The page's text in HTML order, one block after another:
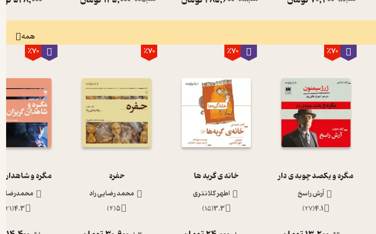
همه
٪70
مگره و یکصد چوبه ی دار
آرش راسخ
4.1
(
27
)
٪70
خانه ی گربه ها
اطهر کلانتری
3.3
(
15
)
٪70
حفره
محمد رضایی راد
5
(
4
)
٪70
مگره و شاهدان
محمدرضا
4.3
(
21